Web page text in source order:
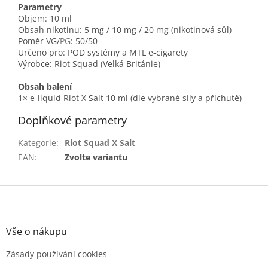
Parametry
Objem: 10 ml
Obsah nikotinu: 5 mg / 10 mg / 20 mg (nikotinová sůl)
Poměr VG/PG: 50/50
Určeno pro: POD systémy a MTL e-cigarety
Výrobce: Riot Squad (Velká Británie)
Obsah balení
1× e-liquid Riot X Salt 10 ml (dle vybrané síly a příchutě)
Doplňkové parametry
Kategorie:
Riot Squad X Salt
EAN: Zvolte variantu
Z
Vše o nákupu
Zásady používání cookies